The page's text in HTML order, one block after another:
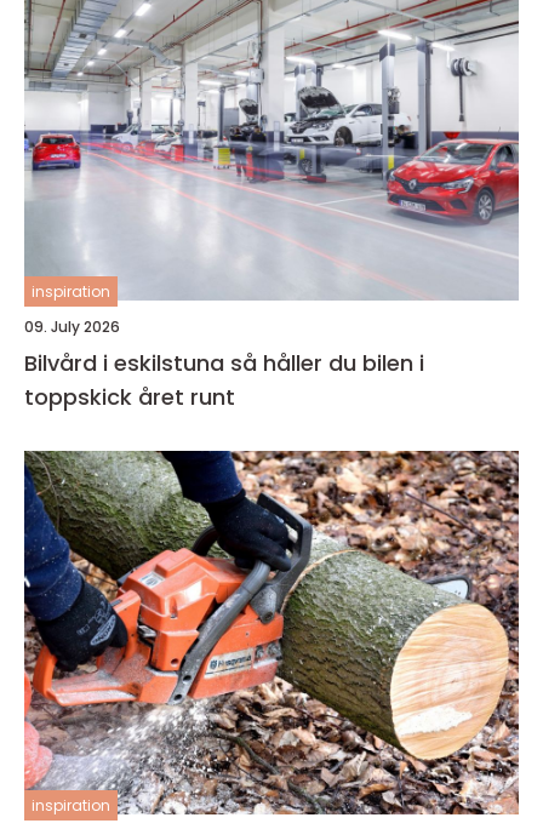
inspiration
09. July 2026
Bilvård i eskilstuna så håller du bilen i
toppskick året runt
inspiration